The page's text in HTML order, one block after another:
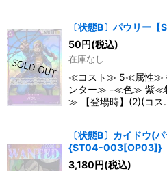
〔状態B〕パウリー
50円(税込)
在庫なし
≪コスト≫ 5≪属性≫
ンター≫ -≪色≫ 紫≪
≫ 【登場時】(2)(コ
〔状態B〕カイドウ(
{ST04-003[OP03]}
3,180円(税込)